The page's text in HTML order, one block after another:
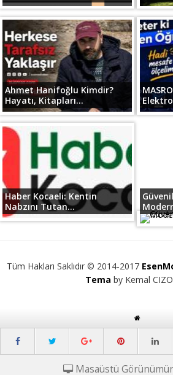
Ahmet Hanifoğlu Kimdir?
Hayatı, Kitapları...
Haber Kocaeli: Kentin
Nabzını Tutan...
Tüm Hakları Saklıdır © 2014-2017
Tema by Kemal
Masaüstü